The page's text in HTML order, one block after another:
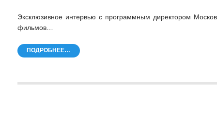
Эксклюзивное интервью с программным директором
фильмов…
ПОДРОБНЕЕ…